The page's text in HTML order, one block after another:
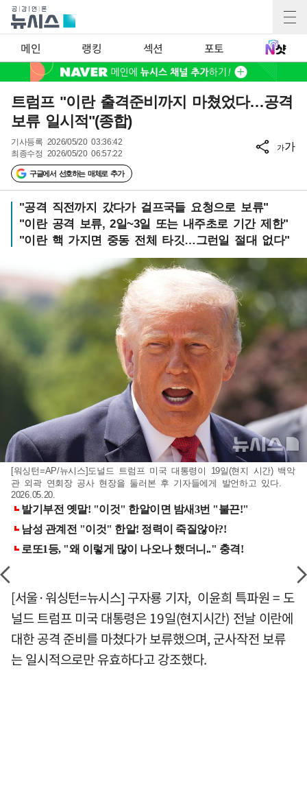
메인 랭킹 섹션 포토
트럼프 "이란 출격준비까지 마쳤었다…공격
보류 일시적"(종합)
기사등록 2026/05/20 03:36:42
최종수정 2026/05/20 06:57:22
구글에서 선호하는 매체로 추가
가가
"공격 직전까지 갔다가 걸프국들 요청으로 보류"
"이란 공격 보류, 2일~3일 또는 내주초로 기간 제한"
"이란 핵 가지면 중동 전체 타깃…그런일 절대 없다"
[워싱턴=AP/뉴시스]도널드 트럼프 미국 대통령이 19일(현지 시간) 백악
관 외곽 연회장 공사 현장을 둘러본 후 기자들에게 발언하고 있다.
2026.05.20.
[서울·워싱턴=뉴시스] 구자룡 기자, 이윤희 특파원 = 도
널드 트럼프 미국 대통령은 19일(현지시간) 전날 이란에
대한 공격 준비를 마쳤다가 보류했으며, 군사작전 보류
는 일시적으로만 유효하다고 강조했다.